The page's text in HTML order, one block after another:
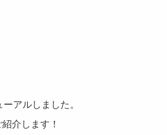
アルしました。
介します！